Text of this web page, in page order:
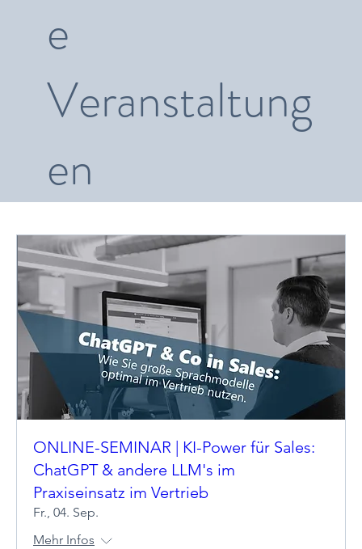
e
Veranstaltung
en
ONLINE-SEMINAR | KI-Power für Sales:
ChatGPT & andere LLM's im
Praxiseinsatz im Vertrieb
Fr., 04. Sep.
Mehr Infos